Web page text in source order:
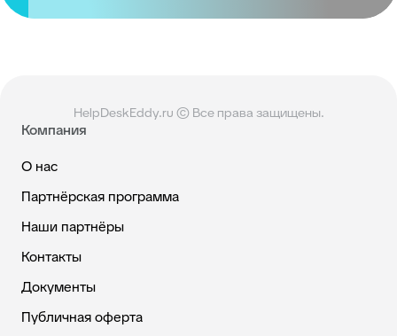
HelpDeskEddy.ru © Все права защищены.
Компания
О нас
Партнёрская программа
Наши партнёры
Контакты
Документы
Публичная оферта